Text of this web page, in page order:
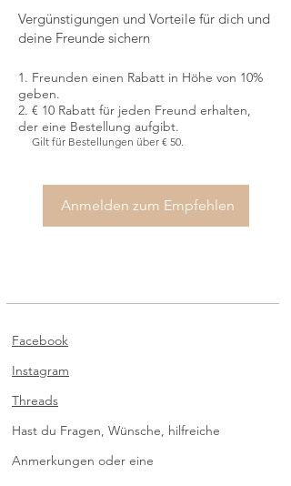
Vergünstigungen und Vorteile für dich und
deine Freunde sichern
Freunden einen Rabatt in Höhe von 10%
geben.
€ 10 Rabatt für jeden Freund erhalten,
der eine Bestellung aufgibt.
Gilt für Bestellungen über € 50.
Anmelden zum Empfehlen
Facebook
Instagram
Threads
Hast du Fragen, Wünsche, hilfreiche
Anmerkungen oder eine